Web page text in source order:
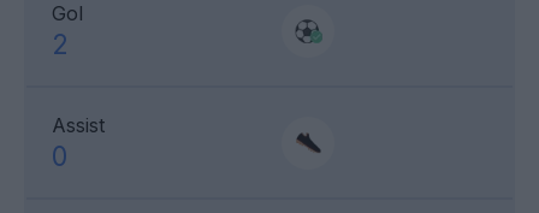
Gol
2
Assist
0